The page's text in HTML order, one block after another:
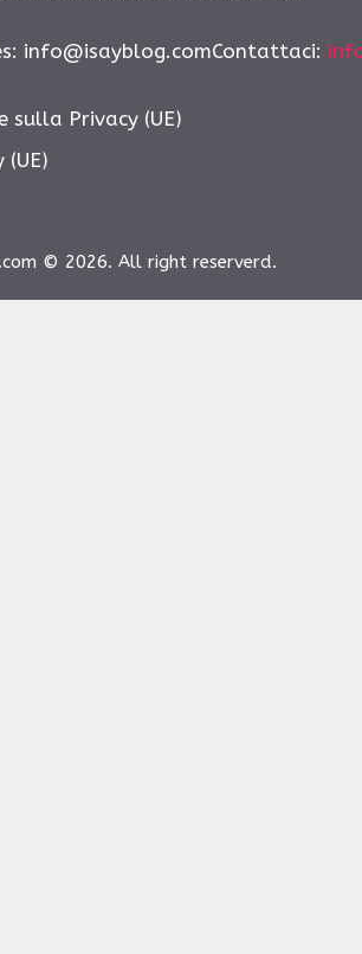
info@isayblog.comContattaci:
sulla Privacy (UE)
(UE)
© 2026. All right reserverd.